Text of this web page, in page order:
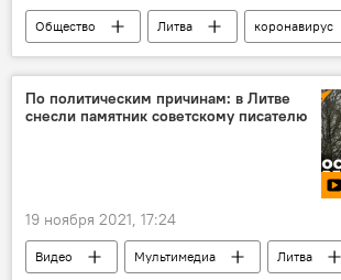
Общество Литва
коронавирус
Пандемия коронавируса в Литве и других странах
По политическим причинам: в Литве
снесли памятник советскому писателю
19 ноября 2021, 17:24
Видео Мультимедиа
Литва